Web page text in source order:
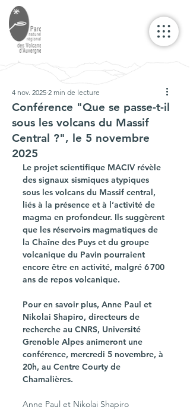
Conférence "Que se passe-t-il
sous les volcans du Massif
Central ?", le 5 novembre
2025
4 nov. 2025 2 min de lecture
Le projet scientifique MACIV révèle
des signaux sismiques atypiques
sous les volcans du Massif central,
liés à la présence et à l’activité de
magma en profondeur. Ils suggèrent
que les réservoirs magmatiques de
la Chaîne des Puys et du groupe
volcanique du Pavin pourraient
encore être en activité, malgré 6 700
ans de repos volcanique.
Pour en savoir plus, Anne Paul et
Nikolai Shapiro, directeurs de
recherche au CNRS, Université
Grenoble Alpes animeront une
conférence, mercredi 5 novembre, à
20h, au Centre Courty de
Chamalières.
Anne Paul et Nikolai Shapiro